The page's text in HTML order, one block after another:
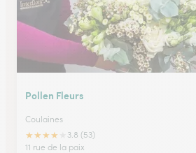
Pollen Fleurs
Coulaines
★★★★
3.8 (53)
11 rue de la paix